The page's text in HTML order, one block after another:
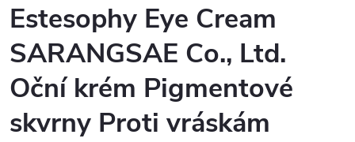
Estesophy Eye Cream
SARANGSAE Co., Ltd.
Oční krém Pigmentové
skvrny Proti vráskám